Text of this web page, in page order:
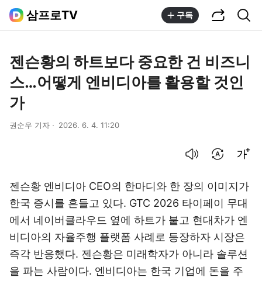
삼프로TV 구독
젠슨황의 하트보다 중요한 건 비즈니
스…어떻게 엔비디아를 활용할 것인
가
권순우 기자 2026. 6. 4. 11:20
젠슨황 엔비디아 CEO의 한마디와 한 장의 이미지가
한국 증시를 흔들고 있다. GTC 2026 타이페이 무대
에서 네이버클라우드 옆에 하트가 붙고 현대차가 엔
비디아의 자율주행 플랫폼 사례로 등장하자 시장은
즉각 반응했다. 젠슨황은 미래학자가 아니라 솔루션
을 파는 사람이다. 엔비디아는 한국 기업에 돈을 주